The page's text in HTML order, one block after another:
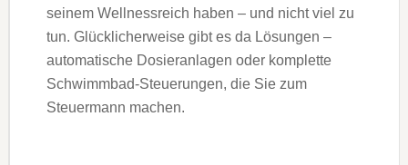
seinem Wellnessreich haben – und nicht viel zu
tun. Glücklicherweise gibt es da Lösungen –
automatische Dosieranlagen oder komplette
Schwimmbad-Steuerungen, die Sie zum
Steuermann machen.